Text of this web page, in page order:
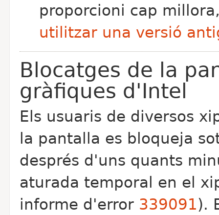
proporcioni cap
utilitzar una versió
Blocatges de la
gràfiques d'Intel
Els usuaris de diversos
la pantalla es bloqueja
després d'uns quants
aturada temporal en el
informe d'error 339091).